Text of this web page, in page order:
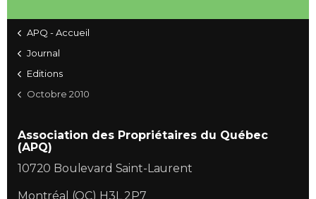
APQ - Accueil
Journal
Editions
Octobre 2010
Association des Propriétaires du Québec
(APQ)
10720 Boulevard Saint-Laurent
Montréal (QC) H3L 2P7